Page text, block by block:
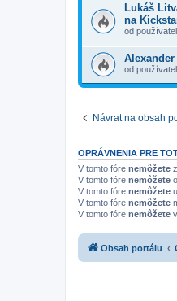
Lukáš
na
od
od
Návrat na obsah
OPRÁVNENIA PRE
V tomto fóre nemôžete
V tomto fóre nemôžete
V tomto fóre nemôžete
V tomto fóre nemôžete
V tomto fóre nemôžete
Obsah portálu